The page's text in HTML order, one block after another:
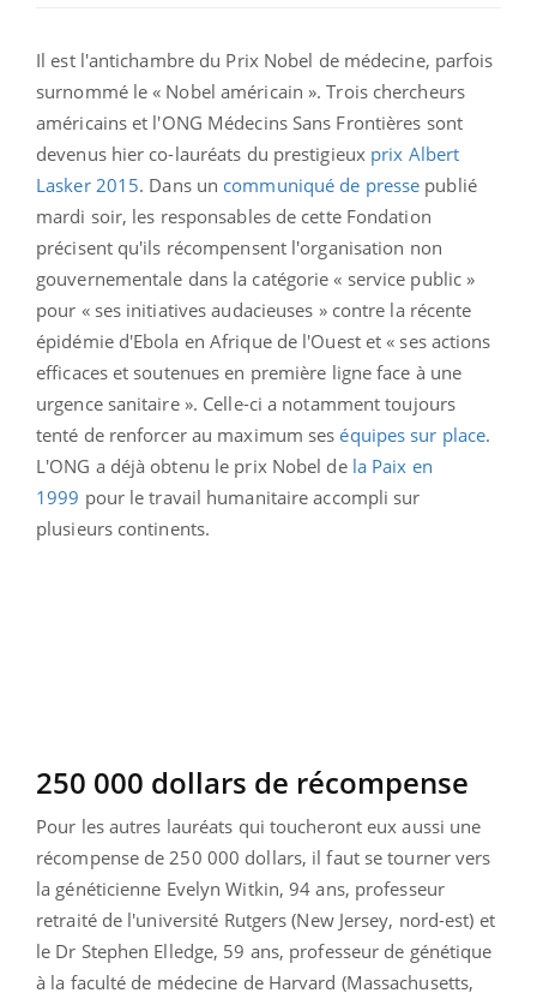
Il est l'antichambre du Prix Nobel de médecine, parfois
surnommé le « Nobel américain ». Trois chercheurs
américains et l'ONG Médecins Sans Frontières sont
devenus hier co-lauréats du prestigieux prix Albert
Lasker 2015. Dans un communiqué de presse publié
mardi soir, les responsables de cette Fondation
précisent qu'ils récompensent l'organisation non
gouvernementale dans la catégorie « service public »
pour « ses initiatives audacieuses » contre la récente
épidémie d'Ebola en Afrique de l'Ouest et « ses actions
efficaces et soutenues en première ligne face à une
urgence sanitaire ». Celle-ci a notamment toujours
tenté de renforcer au maximum seséquipes sur place.
L'ONG a déjà obtenu le prix Nobel de la Paix en
1999 pour le travail humanitaire accompli sur
plusieurs continents.
250 000 dollars de récompense
Pour les autres lauréats qui toucheront eux aussi une
récompense de 250 000 dollars, il faut se tourner vers
la généticienne Evelyn Witkin, 94 ans, professeur
retraité de l'université Rutgers (New Jersey, nord-est) et
le Dr Stephen Elledge, 59 ans, professeur de génétique
à la faculté de médecine de Harvard (Massachusetts,